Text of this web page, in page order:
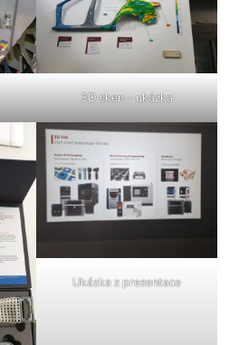
3D sken – ukázka
Ukázka z prezentace